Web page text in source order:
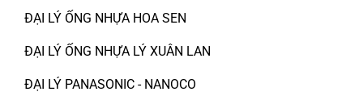
ĐẠI LÝ ỐNG NHỰA HOA SEN
ĐẠI LÝ ỐNG NHỰA LÝ XUÂN LAN
ĐẠI LÝ PANASONIC - NANOCO